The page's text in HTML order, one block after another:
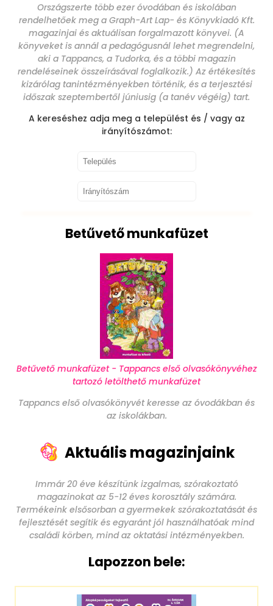
Országszerte több ezer óvodában és iskolában
rendelhetőek meg a Graph-Art Lap- és Könyvkiadó Kft.
magazinjai és aktuálisan forgalmazott könyvei. (A
könyveket is annál a pedagógusnál lehet megrendelni,
aki a Tappancs, a Tudorka, és a többi magazin
rendeléseinek összeírásával foglalkozik.) Az értékesítés
kizárólag tanintézményekben történik, és a terjesztési
időszak szeptembertől júniusig (a tanév végéig) tart.
A kereséshez adja meg a települést és / vagy az
irányítószámot:
Betűvető munkafüzet
Betűvető munkafüzet - Tappancs első olvasókönyvéhez
tartozó letölthető munkafüzet
Tappancs első olvasókönyvét keresse az óvodákban és
az iskolákban.
Aktuális magazinjaink
Immár 20 éve készítünk izgalmas, szórakoztató
magazinokat az 5-12 éves korosztály számára.
Termékeink elsősorban a gyermekek szórakoztatását és
fejlesztését segítik és egyaránt jól használhatóak mind
családi körben, mind az oktatási intézményekben.
Lapozzon bele: